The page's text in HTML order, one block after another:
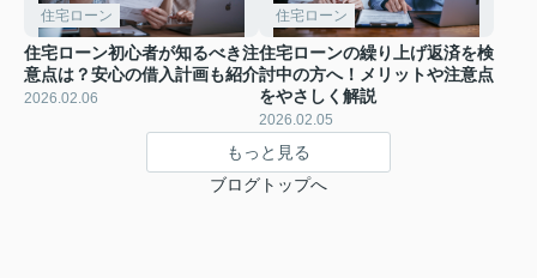
住宅ローン
住宅ローン初心者が知るべき注
意点は？安心の借入計画も紹介
2026.02.06
住宅ローン
住宅ローンの繰り上げ返済を検
討中の方へ！メリットや注意点
をやさしく解説
2026.02.05
もっと見る
ブログトップへ